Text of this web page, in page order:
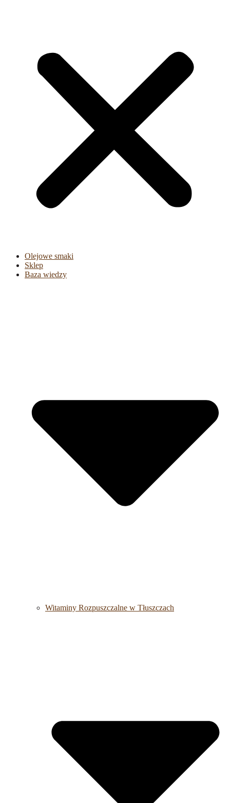
Olejowe smaki
Sklep
Baza wiedzy
Witaminy Rozpuszczalne w Tłuszczach